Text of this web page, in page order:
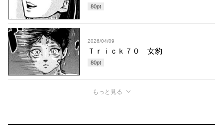
80pt
2026/04/09
Ｔｒｉｃｋ７０ 女豹
80pt
もっと見る